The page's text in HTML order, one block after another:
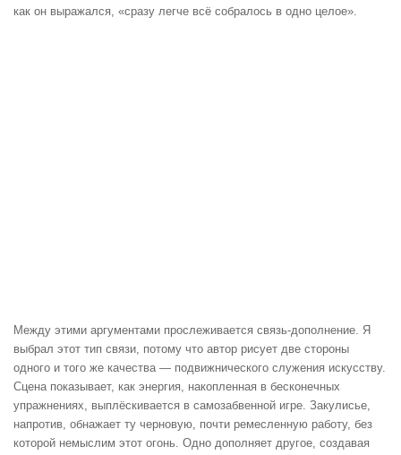
как он выражался, «сразу легче всё собралось в одно целое».
Между этими аргументами прослеживается связь-дополнение. Я
выбрал этот тип связи, потому что автор рисует две стороны
одного и того же качества — подвижнического служения искусству.
Сцена показывает, как энергия, накопленная в бесконечных
упражнениях, выплёскивается в самозабвенной игре. Закулисье,
напротив, обнажает ту черновую, почти ремесленную работу, без
которой немыслим этот огонь. Одно дополняет другое, создавая